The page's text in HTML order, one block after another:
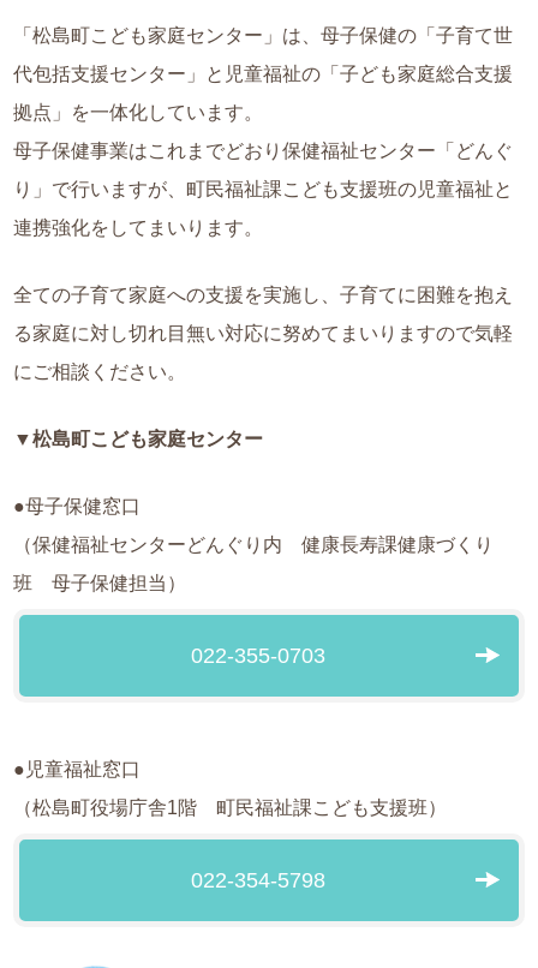
「松島町こども家庭センター」は、母子保健の「子育て世
代包括支援センター」と児童福祉の「子ども家庭総合支援
拠点」を一体化しています。
母子保健事業はこれまでどおり保健福祉センター「どんぐ
り」で行いますが、町民福祉課こども支援班の児童福祉と
連携強化をしてまいります。
全ての子育て家庭への支援を実施し、子育てに困難を抱え
る家庭に対し切れ目無い対応に努めてまいりますので気軽
にご相談ください。
▼松島町こども家庭センター
●母子保健窓口
（保健福祉センターどんぐり内 健康長寿課健康づくり
班 母子保健担当）
022-355-0703
●児童福祉窓口
（松島町役場庁舎1階 町民福祉課こども支援班）
022-354-5798